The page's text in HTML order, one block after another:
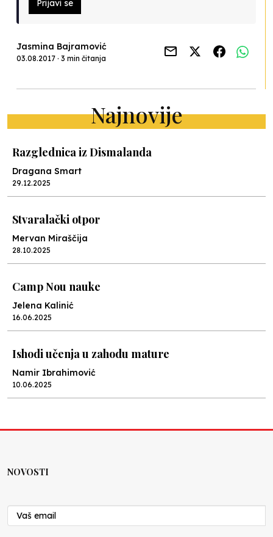
Prijavi se
Jasmina Bajramović
03.08.2017 · 3 min čitanja
Najnovije
Razglednica iz Dismalanda
Dragana Smart
29.12.2025
Stvaralački otpor
Mervan Miraščija
28.10.2025
Camp Nou nauke
Jelena Kalinić
16.06.2025
Ishodi učenja u zahodu mature
Namir Ibrahimović
10.06.2025
Nenad Veličković
29.10.2024
NOVOSTI